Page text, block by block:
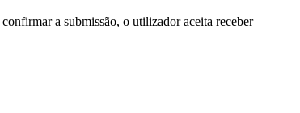
a submissão, o utilizador aceita receber